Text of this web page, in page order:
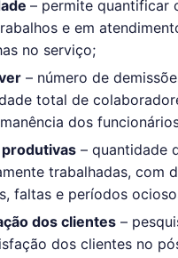
– permite quantificar
e em
no serviço;
– número de
total de
dos
– quantidade
trabalhadas, com
faltas e períodos
dos clientes –
dos clientes no